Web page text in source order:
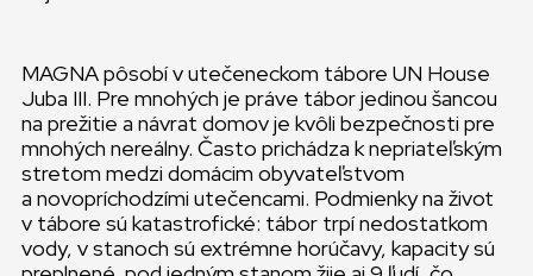
MAGNA pôsobí v utečeneckom tábore UN House
Juba III. Pre mnohých je práve tábor jedinou šancou
na prežitie a návrat domov je kvôli bezpečnosti pre
mnohých nereálny. Často prichádza k nepriateľským
stretom medzi domácim obyvateľstvom
a novopríchodzími utečencami. Podmienky na život
v tábore sú katastrofické: tábor trpí nedostatkom
vody, v stanoch sú extrémne horúčavy, kapacity sú